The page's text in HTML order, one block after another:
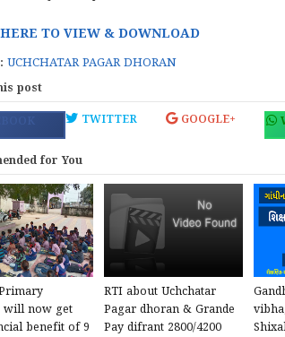
TO VIEW & DOWNLOAD
UCHCHATAR PAGAR DHORAN
post
TWITTER GOOGLE+
for You
will now get
benefit of 9
RTI about Uchchatar
Pagar dhoran & Grande
Pay difrant 2800/4200